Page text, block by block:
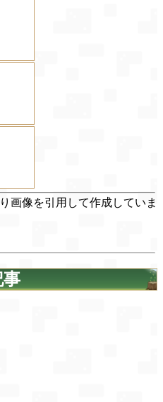
画像を引用して作成していま
事